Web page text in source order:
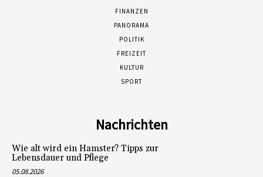
FINANZEN
PANORAMA
POLITIK
FREIZEIT
KULTUR
SPORT
Nachrichten
Wie alt wird ein Hamster? Tipps zur
Lebensdauer und Pflege
05.08.2026